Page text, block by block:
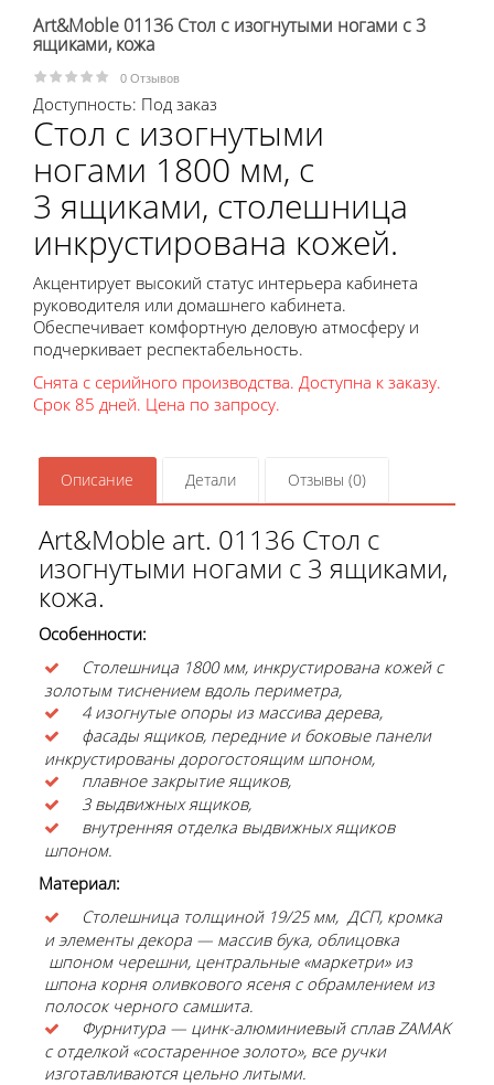
Art&Moble 01136 Стол с изогнутыми ногами с 3
ящиками, кожа
0 Отзывов
Доступность: Под заказ
Стол с изогнутыми
ногами 1800 мм, с
3 ящиками, столешница
инкрустирована кожей.
Акцентирует высокий статус интерьера кабинета
руководителя или домашнего кабинета.
Обеспечивает комфортную деловую атмосферу и
подчеркивает респектабельность.
Снята с серийного производства. Доступна к заказу.
Срок 85 дней. Цена по запросу.
Описание Детали Отзывы (0)
Art&Moble art. 01136 Стол с
изогнутыми ногами с 3 ящиками,
кожа.
Особенности:
Столешница 1800 мм, инкрустирована кожей с
золотым тиснением вдоль периметра,
4 изогнутые опоры из массива дерева,
фасады ящиков, передние и боковые панели
инкрустированы дорогостоящим шпоном,
плавное закрытие ящиков,
3 выдвижных ящиков,
внутренняя отделка выдвижных ящиков
шпоном.
Материал:
Столешница толщиной 19/25 мм, ДСП, кромка
и элементы декора — массив бука, облицовка
шпоном черешни, центральные «маркетри» из
шпона корня оливкового ясеня с обрамлением из
полосок черного самшита.
Фурнитура — цинк-алюминиевый сплав ZAMAK
с отделкой «состаренное золото», все ручки
изготавливаются цельно литыми.